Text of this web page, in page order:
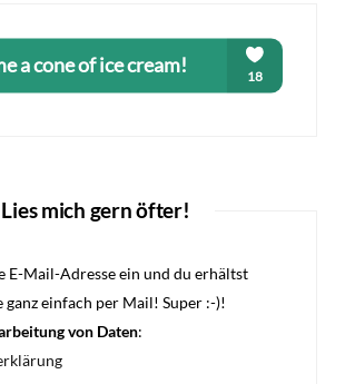
Lies mich gern öfter!
E-Mail-Adresse ein und du erhältst
ganz einfach per Mail! Super :-)!
von Daten: